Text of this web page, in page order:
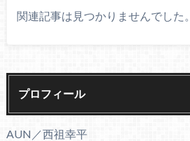
関連記事は見つかりませんでした。
プロフィール
AUN／西祖幸平